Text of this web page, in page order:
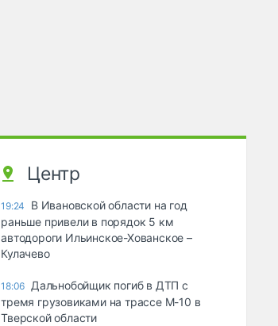
Центр
19:24
В Ивановской области на год
раньше привели в порядок 5 км
автодороги Ильинское-Хованское –
Кулачево
18:06 Дальнобойщик погиб в ДТП с
тремя грузовиками на трассе М-10 в
Тверской области